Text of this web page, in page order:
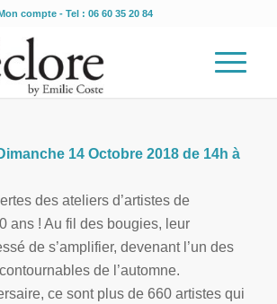
compte- Tel : 06 60 35 20 84
14 Octobre 2018 de 14h à
des ateliers d’artistes de
ans ! Au fil des bougies, leur
de s’amplifier, devenant l’un des
de l’automne.
ce sont plus de 660 artistes qui